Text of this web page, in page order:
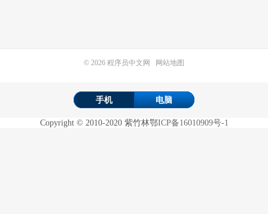
© 2026 程序员中文网 网站地图
手机 电脑
Copyright © 2010-2020 紫竹林鄂ICP备16010909号-1